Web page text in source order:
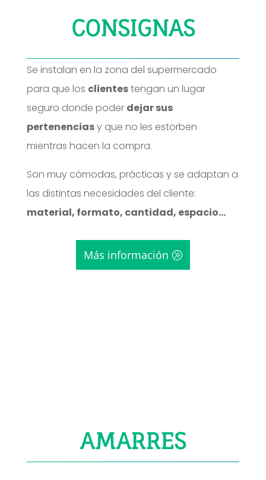
CONSIGNAS
Se instalan en la zona del supermercado
para que los clientestengan un lugar
seguro donde poder dejar sus
pertenenciasy que no les estorben
mientras hacen la compra.
Son muy cómodas, prácticas y se adaptan a
las distintas necesidades del cliente:
material, formato, cantidad, espacio…
Más información
AMARRES